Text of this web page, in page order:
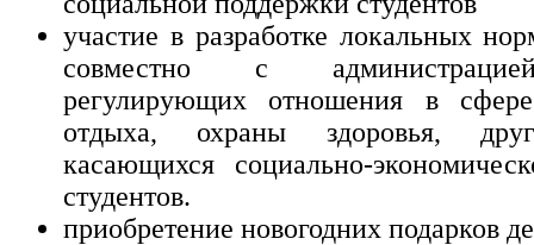
участие в разработке локальных
совместно с
регулирующих отношения в
отдыха, охраны здоровья,
касающихся социально-
студентов.
приобретение новогодних подарков